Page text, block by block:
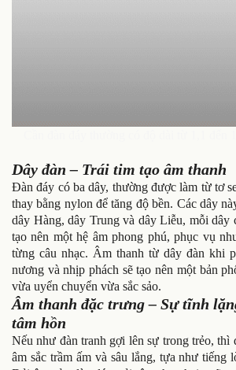
Dây đàn – Trái tim tạo âm thanh
Đàn đáy có ba dây, thường được làm từ tơ
thay bằng nylon để tăng độ bền. Các dây
dây Hàng, dây Trung và dây Liễu, mỗi dây
tạo nên một hệ âm phong phú, phục vụ
từng câu nhạc. Âm thanh từ dây đàn khi
nương và nhịp phách sẽ tạo nên một bản
vừa uyển chuyển vừa sắc sảo.
Âm thanh đặc trưng – Sự tĩnh
tâm hồn
Nếu như đàn tranh gợi lên sự trong trẻo, thì
âm sắc trầm ấm và sâu lắng, tựa như tiếng